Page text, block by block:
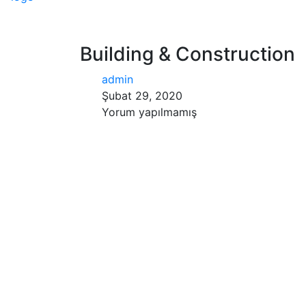
Building & Construction
admin
Şubat 29, 2020
Yorum yapılmamış